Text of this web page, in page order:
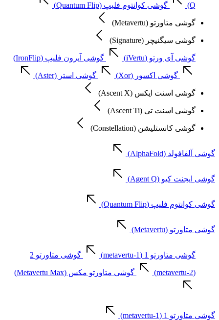
Q) گوشی کوانتوم فلیپ (Quantum Flip)
گوشی متاورتو (Metavertu)
گوشی سیگنیچر (Signature)
گوشی آی ورتو (iVertu) گوشی آیرون فلیپ (IronFlip)
گوشی اکسور (Xor) گوشی استر (Aster)
گوشی اسنت ایکس (Ascent X)
گوشی اسنت تی (Ascent Ti)
گوشی کانستلیشن (Constellation)
گوشی آلفافولد (AlphaFold)
گوشی ایجنت کیو (Agent Q)
گوشی کوانتوم فلیپ (Quantum Flip)
گوشی متاورتو (Metavertu)
گوشی متاورتو 1 (metavertu-1) گوشی متاورتو 2
(metavertu-2) گوشی متاورتو مکس (Metavertu Max)
گوشی متاورتو 1 (metavertu-1)